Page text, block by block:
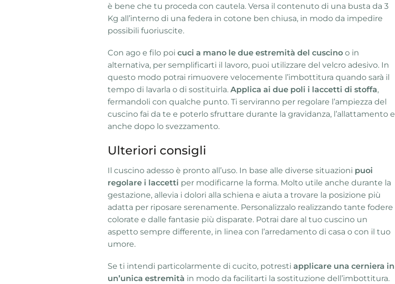
è bene che tu proceda con cautela. Versa il contenuto di una busta da 3
Kg all’interno di una federa in cotone ben chiusa, in modo da impedire
possibili fuoriuscite.
Con ago e filo poi cuci a mano le due estremità del cuscino o in
alternativa, per semplificarti il lavoro, puoi utilizzare del velcro adesivo. In
questo modo potrai rimuovere velocemente l’imbottitura quando sarà il
tempo di lavarla o di sostituirla. Applica ai due poli i laccetti di stoffa,
fermandoli con qualche punto. Ti serviranno per regolare l’ampiezza del
cuscino fai da te e poterlo sfruttare durante la gravidanza, l’allattamento e
anche dopo lo svezzamento.
Ulteriori consigli
Il cuscino adesso è pronto all’uso. In base alle diverse situazioni puoi
regolare i laccetti per modificarne la forma. Molto utile anche durante la
gestazione, allevia i dolori alla schiena e aiuta a trovare la posizione più
adatta per riposare serenamente. Personalizzalo realizzando tante fodere
colorate e dalle fantasie più disparate. Potrai dare al tuo cuscino un
aspetto sempre differente, in linea con l’arredamento di casa o con il tuo
umore.
Se ti intendi particolarmente di cucito, potresti applicare una cerniera in
un’unica estremità in modo da facilitarti la sostituzione dell’imbottitura.